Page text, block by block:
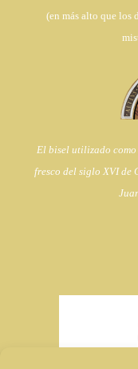
(en más alto que los
El bisel utilizado
fresco del siglo XVI de